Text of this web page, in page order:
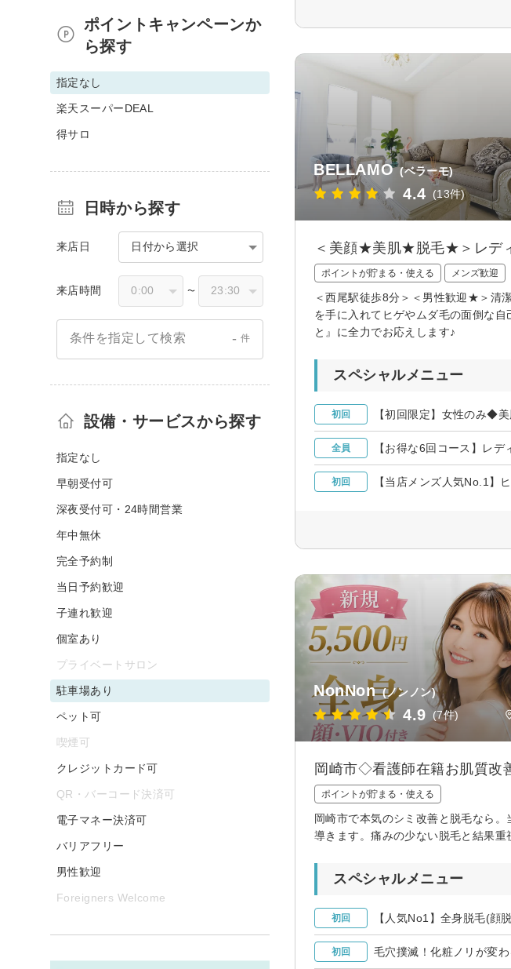
BELLAMO (ベラーモ)
4.4 (13件)
＜美顔★美肌★脱毛★＞レデ
ポイントが貯まる・使える メンズ歓迎
＜西尾駅徒歩8分＞＜男性歓迎★＞清
を手に入れてヒゲやムダ毛の面倒な自
と』に全力でお応えします♪
スペシャルメニュー
初回 【初回限定】女性のみ◆
全員 【お得な6回コース】レ
初回 【当店メンズ人気No.1】
NonNon (ノンノン)
4.9 (7件)
岡崎市◇看護師在籍お肌質改
ポイントが貯まる・使える
岡崎市で本気のシミ改善と脱毛なら
導きます。痛みの少ない脱毛と結果重
スペシャルメニュー
初回 【人気No1】全身脱毛(
初回 毛穴撲滅！化粧ノリが変
ポイントキャンペーンか
ら探す
指定なし
楽天スーパーDEAL
得サロ
日時から探す
来店日 日付から選択
来店時間 〜
条件を指定して検索 - 件
設備・サービスから探す
指定なし
早朝受付可
深夜受付可・24時間営業
年中無休
完全予約制
当日予約歓迎
子連れ歓迎
個室あり
プライベートサロン
駐車場あり
ペット可
喫煙可
クレジットカード可
QR・バーコード決済可
電子マネー決済可
バリアフリー
男性歓迎
Foreigners Welcome